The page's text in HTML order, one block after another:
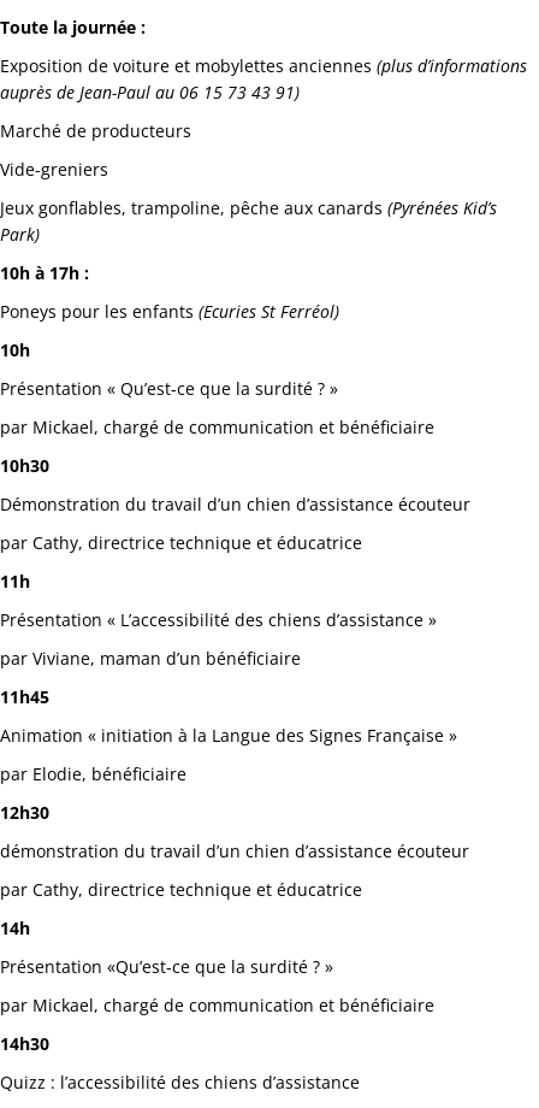
Toute la journée :
Exposition de voiture et mobylettes anciennes (plus d’informations
auprès de Jean-Paul au 06 15 73 43 91)
Marché de producteurs
Vide-greniers
Jeux gonflables, trampoline, pêche aux canards (Pyrénées Kid’s
Park)
10h à 17h :
Poneys pour les enfants (Ecuries St Ferréol)
10h
Présentation « Qu’est-ce que la surdité ? »
par Mickael, chargé de communication et bénéficiaire
10h30
Démonstration du travail d’un chien d’assistance écouteur
par Cathy, directrice technique et éducatrice
11h
Présentation « L’accessibilité des chiens d’assistance »
par Viviane, maman d’un bénéficiaire
11h45
Animation « initiation à la Langue des Signes Française »
par Elodie, bénéficiaire
12h30
démonstration du travail d’un chien d’assistance écouteur
par Cathy, directrice technique et éducatrice
14h
Présentation «Qu’est-ce que la surdité ? »
par Mickael, chargé de communication et bénéficiaire
14h30
Quizz : l’accessibilité des chiens d’assistance